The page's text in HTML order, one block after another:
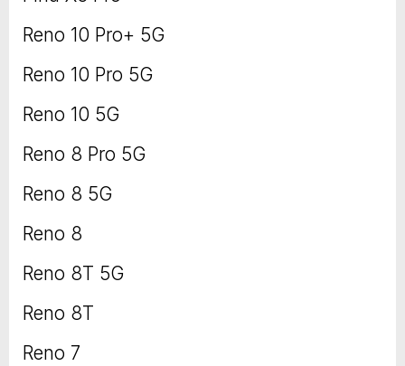
Reno 10 Pro+ 5G
Reno 10 Pro 5G
Reno 10 5G
Reno 8 Pro 5G
Reno 8 5G
Reno 8
Reno 8T 5G
Reno 8T
Reno 7